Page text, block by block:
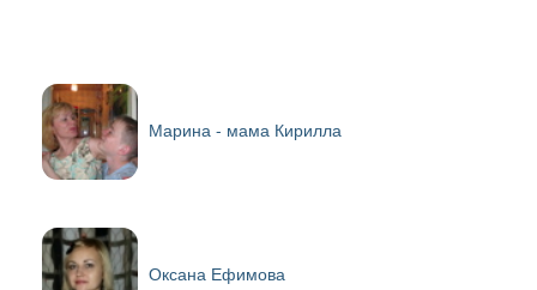
Марина - мама Кирилла
Оксана Ефимова